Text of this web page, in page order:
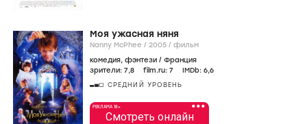
Моя ужасная няня
Nanny McPhee / 2005 / фильм
комедия, фэнтези / Франция
зрители: 7,8 film.ru: 7 IMDb: 6,6
СРЕДНИЙ УРОВЕНЬ
•••
РЕКЛАМА 18+
Смотреть онлайн